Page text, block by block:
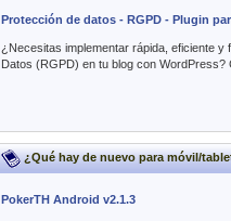
Protección de datos - RGPD - Plugin
¿Necesitas implementar rápida, eficiente y
Datos (RGPD) en tu blog con WordPress?
¿Qué hay de nuevo para móvil/
PokerTH Android v2.1.3